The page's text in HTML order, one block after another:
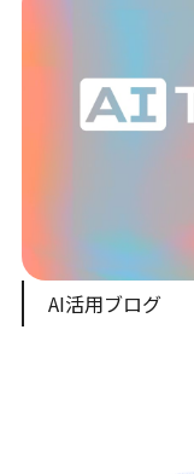
AI活用ブログ